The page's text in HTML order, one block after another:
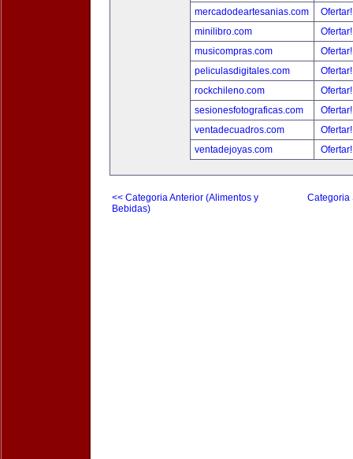
mercadodeartesanias.com
minilibro.com
musicompras.com
peliculasdigitales.com
rockchileno.com
sesionesfotograficas.com
ventadecuadros.com
ventadejoyas.com
<< Categoria Anterior (Alimentos y
Bebidas)
Categoria